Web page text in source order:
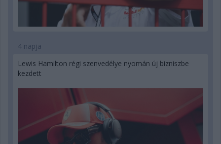
4 napja
Lewis Hamilton régi szenvedélye nyomán új bizniszbe
kezdett